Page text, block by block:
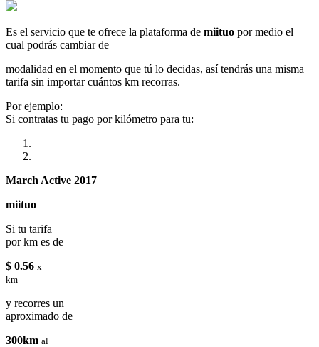
Es el servicio que te ofrece la plataforma de miituo por medio el
cual podrás cambiar de
modalidad en el momento que tú lo decidas, así tendrás una misma
tarifa sin importar cuántos km recorras.
Por ejemplo:
Si contratas tu pago por kilómetro para tu:
March Active 2017
miituo
Si tu tarifa
por km es de
$ 0.56 x
km
y recorres un
aproximado de
300km al